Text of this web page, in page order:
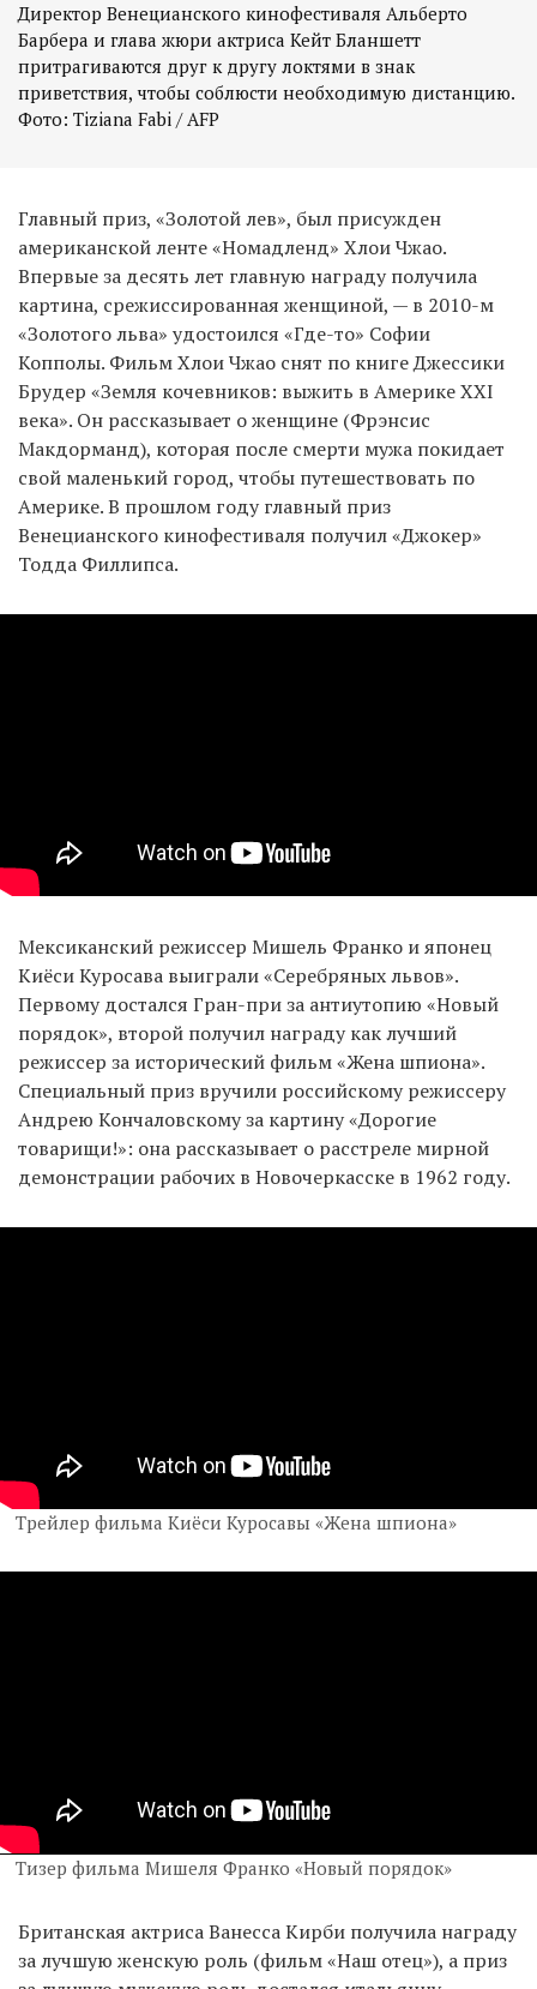
Директор Венецианского кинофестиваля Альберто
Барбера и глава жюри актриса Кейт Бланшетт
притрагиваются друг к другу локтями в знак
приветствия, чтобы соблюсти необходимую дистанцию.
Фото: Tiziana Fabi / AFP
Главный приз, «Золотой лев», был присужден
американской ленте «Номадленд» Хлои Чжао.
Впервые за десять лет главную награду получила
картина, срежиссированная женщиной, — в 2010-м
«Золотого льва» удостоился «Где-то» Софии
Копполы. Фильм Хлои Чжао снят по книге Джессики
Брудер «Земля кочевников: выжить в Америке XXI
века». Он рассказывает о женщине (Фрэнсис
Макдорманд), которая после смерти мужа покидает
свой маленький город, чтобы путешествовать по
Америке. В прошлом году главный приз
Венецианского кинофестиваля получил «Джокер»
Тодда Филлипса.
Мексиканский режиссер Мишель Франко и японец
Киёси Куросава выиграли «Серебряных львов».
Первому достался Гран-при за антиутопию «Новый
порядок», второй получил награду как лучший
режиссер за исторический фильм «Жена шпиона».
Специальный приз вручили российскому режиссеру
Андрею Кончаловскому за картину «Дорогие
товарищи!»: она рассказывает о расстреле мирной
демонстрации рабочих в Новочеркасске в 1962 году.
Трейлер фильма Киёси Куросавы «Жена шпиона»
Тизер фильма Мишеля Франко «Новый порядок»
Британская актриса Ванесса Кирби получила награду
за лучшую женскую роль (фильм «Наш отец»), а приз